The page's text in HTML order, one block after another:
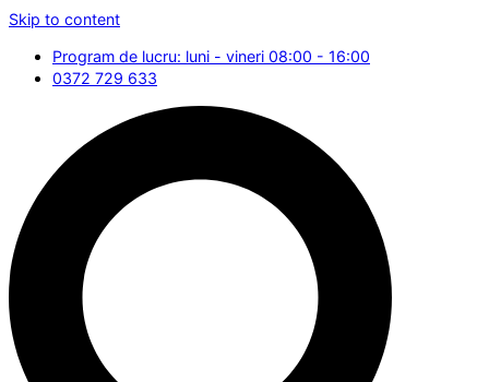
Skip to content
Program de lucru: luni - vineri 08:00 - 16:00
0372 729 633